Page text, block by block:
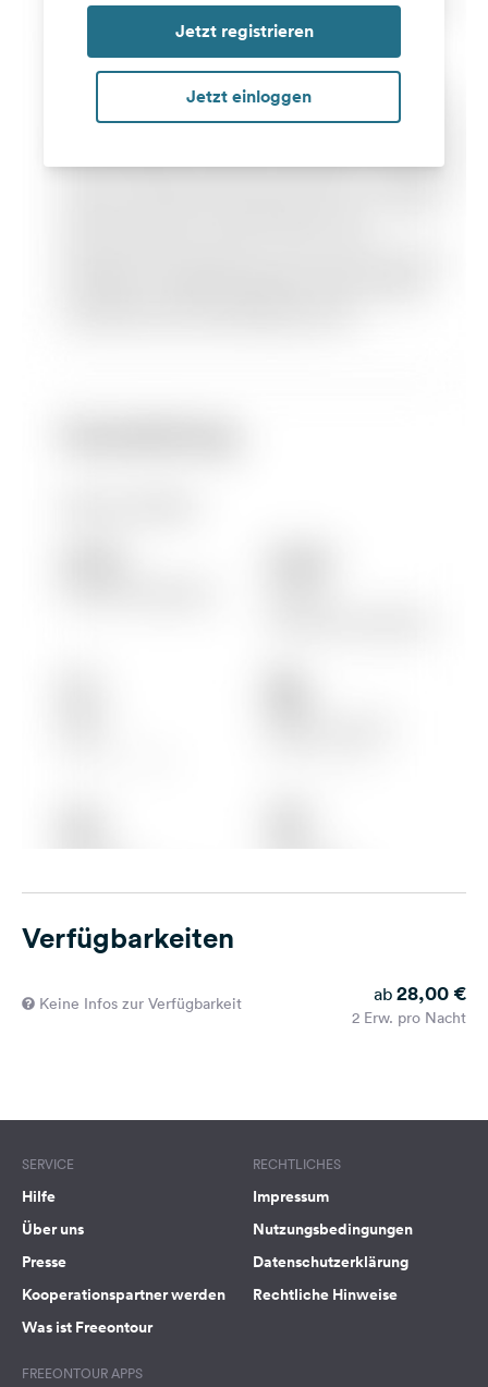
Jetzt registrieren
Jetzt einloggen
Verfügbarkeiten
Keine Infos zur Verfügbarkeit ab 28,00 €
2 Erw. pro Nacht
SERVICE
Hilfe
Über uns
Presse
Kooperationspartner werden
Was ist Freeontour
RECHTLICHES
Impressum
Nutzungsbedingungen
Datenschutzerklärung
Rechtliche Hinweise
FREEONTOUR APPS